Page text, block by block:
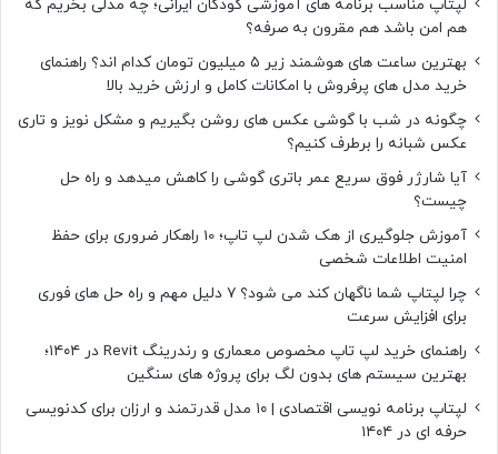
لپتاپ مناسب برنامه های آموزشی کودکان ایرانی؛ چه مدلی بخریم که
هم امن باشد هم مقرون به صرفه؟
بهترین ساعت های هوشمند زیر ۵ میلیون تومان کدام اند؟ راهنمای
خرید مدل های پرفروش با امکانات کامل و ارزش خرید بالا
چگونه در شب با گوشی عکس های روشن بگیریم و مشکل نویز و تاری
عکس شبانه را برطرف کنیم؟
آیا شارژر فوق سریع عمر باتری گوشی را کاهش میدهد و راه حل
چیست؟
آموزش جلوگیری از هک شدن لپ تاپ؛ 10 راهکار ضروری برای حفظ
امنیت اطلاعات شخصی
چرا لپتاپ شما ناگهان کند می شود؟ ۷ دلیل مهم و راه حل های فوری
برای افزایش سرعت
راهنمای خرید لپ تاپ مخصوص معماری و رندرینگ Revit در ۱۴۰۴؛
بهترین سیستم های بدون لگ برای پروژه های سنگین
لپتاپ برنامه نویسی اقتصادی | ۱۰ مدل قدرتمند و ارزان برای کدنویسی
حرفه ای در ۱۴۰۴